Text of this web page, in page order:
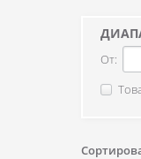
От: